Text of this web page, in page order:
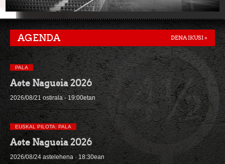
AGENDA DENA IKUSI »
PALA
Aste Nagusia 2026
2026/08/21 ostirala - 19:00etan
EUSKAL PILOTA: PALA
Aste Nagusia 2026
2026/08/24 astelehena · 18:30ean